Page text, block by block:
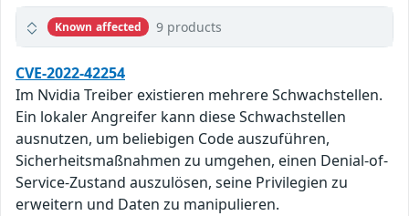
Known affected 9 products
CVE-2022-42254
Im Nvidia Treiber existieren mehrere Schwachstellen.
Ein lokaler Angreifer kann diese Schwachstellen
ausnutzen, um beliebigen Code auszuführen,
Sicherheitsmaßnahmen zu umgehen, einen Denial-of-
Service-Zustand auszulösen, seine Privilegien zu
erweitern und Daten zu manipulieren.